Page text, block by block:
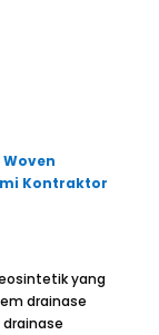
Kontraktor
yang
drainase